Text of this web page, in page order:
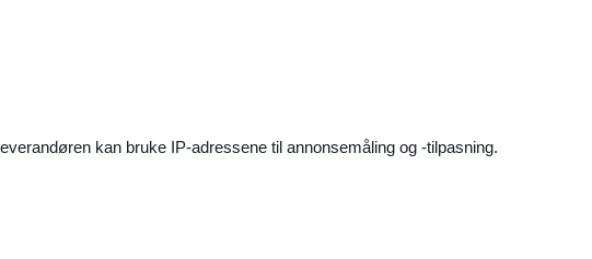
kan bruke IP-adressene til annonsemåling og -tilpasning.